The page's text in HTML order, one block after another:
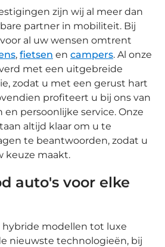
zijn wij al meer dan
partner in mobiliteit. Bij
al uw wensen omtrent
, fietsen en campers. Al onze
met een uitgebreide
zodat u met een gerust hart
profiteert u bij ons van
en persoonlijke service. Onze
altijd klaar om u te
te beantwoorden, zodat u
keuze maakt.
auto's voor elke
hybride modellen tot luxe
nieuwste technologieën, bij